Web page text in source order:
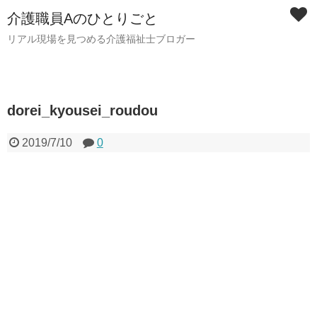
介護職員Aのひとりごと
リアル現場を見つめる介護福祉士ブロガー
dorei_kyousei_roudou
2019/7/10 0